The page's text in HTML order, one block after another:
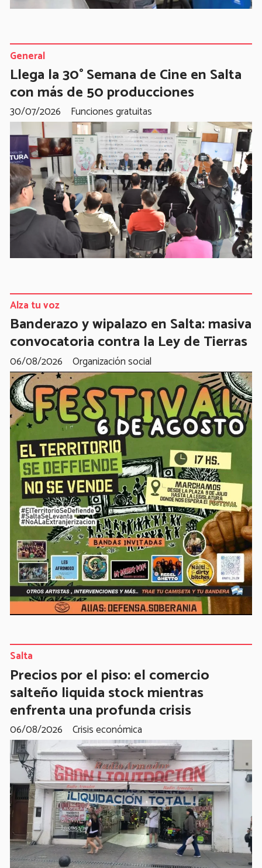
Llega la 30° Semana de Cine en Salta
con más de 50 producciones
Funciones gratuitas
General
30/07/2026
Banderazo y wipalazo en Salta: masiva
convocatoria contra la Ley de Tierras
Organización social
Alza tu voz
06/08/2026
Precios por el piso: el comercio
salteño liquida stock mientras
enfrenta una profunda crisis
Crisis económica
Salta
06/08/2026